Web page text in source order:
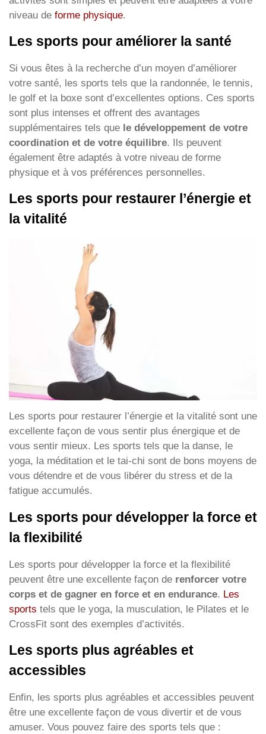
niveau de forme physique.
Les sports pour améliorer la santé
Si vous êtes à la recherche d’un moyen d’améliorer
votre santé, les sports tels que la randonnée, le tennis,
le golf et la boxe sont d’excellentes options. Ces sports
sont plus intenses et offrent des avantages
supplémentaires tels que le développement de votre
coordination et de votre équilibre. Ils peuvent
également être adaptés à votre niveau de forme
physique et à vos préférences personnelles.
Les sports pour restaurer l’énergie et
la vitalité
Les sports pour restaurer l’énergie et la vitalité sont une
excellente façon de vous sentir plus énergique et de
vous sentir mieux. Les sports tels que la danse, le
yoga, la méditation et le tai-chi sont de bons moyens de
vous détendre et de vous libérer du stress et de la
fatigue accumulés.
Les sports pour développer la force et
la flexibilité
Les sports pour développer la force et la flexibilité
peuvent être une excellente façon de renforcer votre
corps et de gagner en force et en endurance. Les
sports tels que le yoga, la musculation, le Pilates et le
CrossFit sont des exemples d’activités.
Les sports plus agréables et
accessibles
Enfin, les sports plus agréables et accessibles peuvent
être une excellente façon de vous divertir et de vous
amuser. Vous pouvez faire des sports tels que :